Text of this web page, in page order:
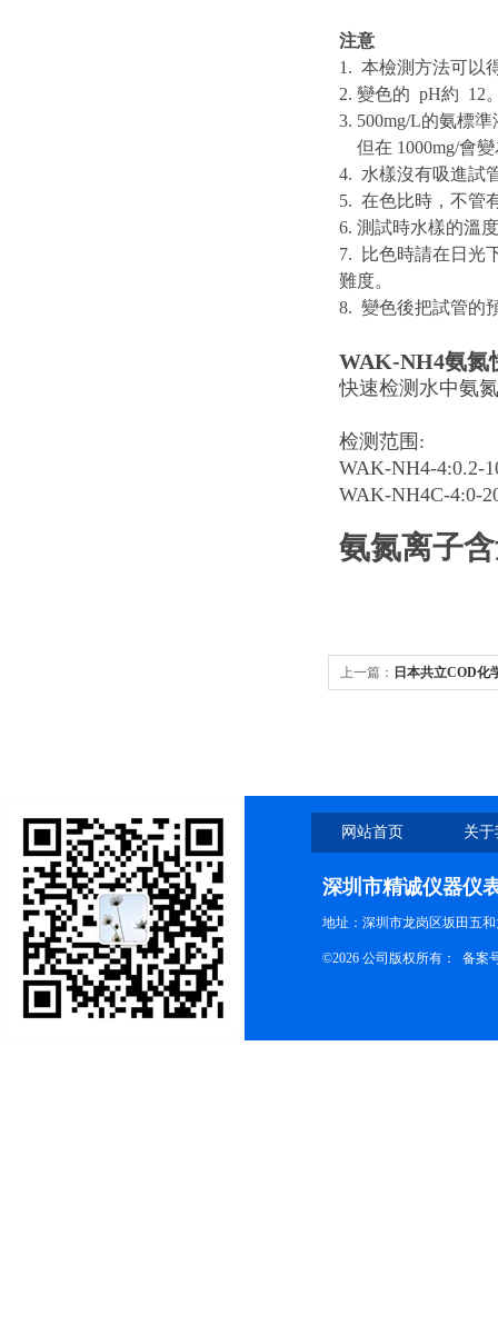
注意
1. 本檢測方法可以
2. 變色的 pH約 12
3. 500mg/L的氨標
但在 1000mg/會
4. 水樣沒有吸進試
5. 在色比時，不管
6. 測試時水樣的溫
7. 比色時請在日光
難度。
8. 變色後把試管的
WAK-NH4氨氮
快速检测水中氨
检测范围:
WAK-NH4-4:0.2-
WAK-NH4C-4:0-
氨氮离子
上一篇： 日本共立COD化
网站首页 关
深圳市精诚仪器仪
地址：深圳市龙岗区坂田五
©2026 公司版权所有： 备案